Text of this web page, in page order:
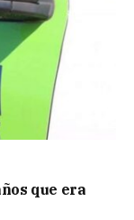
que era